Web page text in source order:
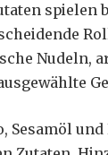
spielen
Nudeln,
Sesamöl